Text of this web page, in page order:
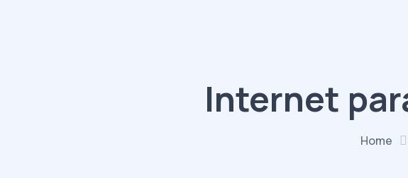
Internet
Home